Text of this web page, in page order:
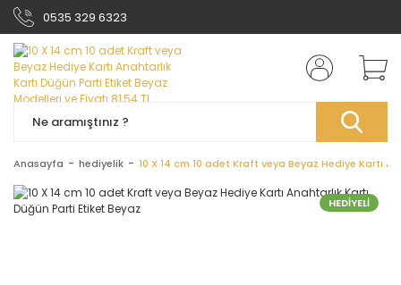
0535 329 6323
Anasayfa hediyelik 10 X 14 cm 10 adet Kraft veya Beyaz Hediye Kartı
HEDİYELİ